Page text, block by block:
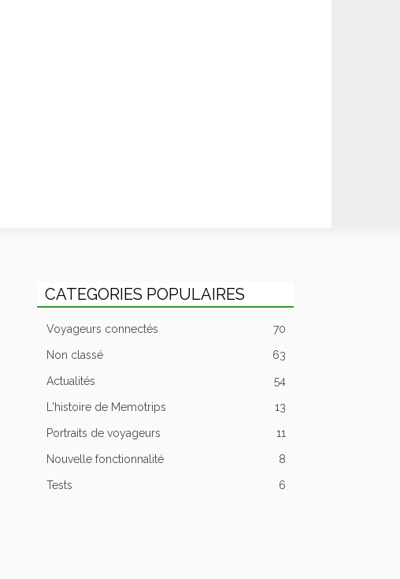
CATEGORIES POPULAIRES
Voyageurs connectés 70
Non classé 63
Actualités 54
L'histoire de Memotrips 13
Portraits de voyageurs 11
Nouvelle fonctionnalité 8
Tests 6